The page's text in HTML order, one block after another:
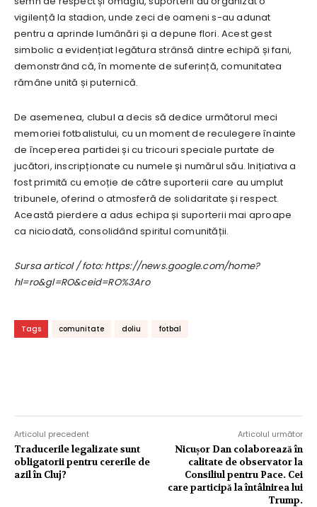
vigilență la stadion, unde zeci de oameni s-au adunat
pentru a aprinde lumânări și a depune flori. Acest gest
simbolic a evidențiat legătura strânsă dintre echipă și fani,
demonstrând că, în momente de suferință, comunitatea
rămâne unită și puternică.
De asemenea, clubul a decis să dedice următorul meci
memoriei fotbalistului, cu un moment de reculegere înainte
de începerea partidei și cu tricouri speciale purtate de
jucători, inscripționate cu numele și numărul său. Inițiativa a
fost primită cu emoție de către suporterii care au umplut
tribunele, oferind o atmosferă de solidaritate și respect.
Această pierdere a adus echipa și suporterii mai aproape
ca niciodată, consolidând spiritul comunității.
Sursa articol / foto: https://news.google.com/home?
hl=ro&gl=RO&ceid=RO%3Aro
Tags comunitate doliu fotbal
Articolul precedent
Traducerile legalizate sunt
obligatorii pentru cererile de
azil în Cluj?
Articolul următor
Nicușor Dan colaborează în
calitate de observator la
Consiliul pentru Pace. Cei
care participă la întâlnirea lui
Trump.